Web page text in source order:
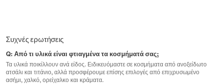
Συχνές ερωτήσεις
Q: Από τι υλικά είναι φτιαγμένα τα κοσμήματά σας;
Τα υλικά ποικίλλουν ανά είδος. Ειδικευόμαστε σε κοσμήματα από ανοξείδωτο
ατσάλι και τιτάνιο, αλλά προσφέρουμε επίσης επιλογές από επιχρυσωμένο
ασήμι, χαλκό, ορείχαλκο και κράματα.